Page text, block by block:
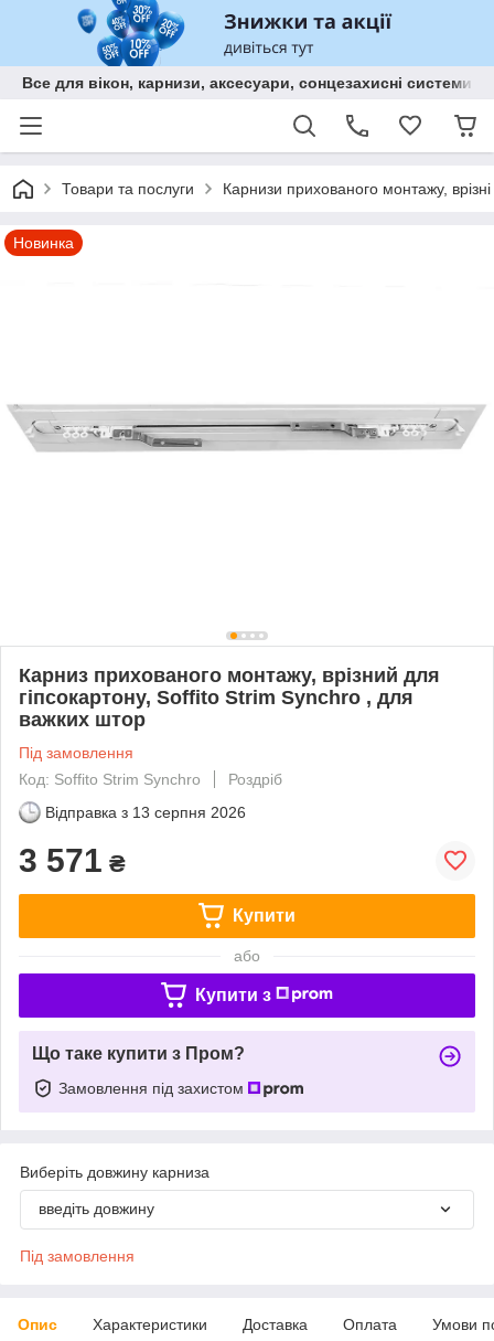
Все для вікон, карнизи, аксесуари, сонцезахисні
Товари та послуги Карнизи прихованого монтажу,
Новинка
Карниз прихованого монтажу, врізний для
гіпсокартону, Soffito Strim Synchro , для
важких штор
Під замовлення
Код: Soffito Strim Synchro
Роздріб
Відправка з 13 серпня 2026
3 571 ₴
Купити
або
Купити з
Що таке купити з Пром?
Замовлення під захистом
Виберіть довжину карниза
введіть довжину
Під замовлення
Опис Характеристики Доставка Оплата Умови